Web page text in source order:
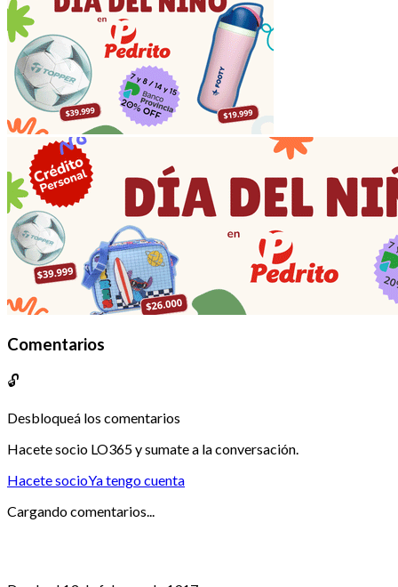
Comentarios
🔓
Desbloqueá los comentarios
Hacete socio LO365 y sumate a la conversación.
Hacete socioYa tengo cuenta
Cargando comentarios...